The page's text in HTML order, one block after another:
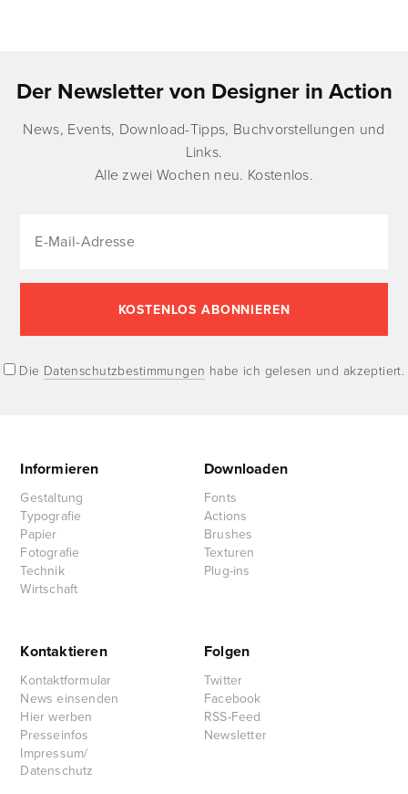
Der Newsletter von Designer in Action
News, Events, Download-Tipps, Buchvorstellungen und
Links.
Alle zwei Wochen neu. Kostenlos.
Die Datenschutzbestimmungen habe ich gelesen und akzeptiert.
Informieren
Gestaltung
Typografie
Papier
Fotografie
Technik
Wirtschaft
Downloaden
Fonts
Actions
Brushes
Texturen
Plug-ins
Kontaktieren
Kontaktformular
News einsenden
Hier werben
Presseinfos
Impressum/
Datenschutz
Folgen
Twitter
Facebook
RSS-Feed
Newsletter